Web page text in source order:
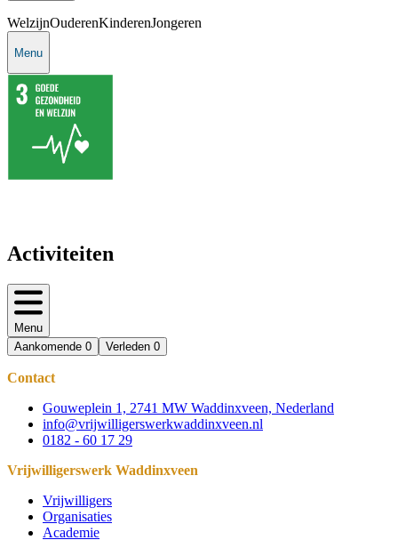
WelzijnOuderenKinderenJongeren
Menu
Activiteiten
Menu
Aankomende 0 Verleden 0
Contact
Gouweplein 1, 2741 MW Waddinxveen, Nederland
info@vrijwilligerswerkwaddinxveen.nl
0182 - 60 17 29
Vrijwilligerswerk Waddinxveen
Vrijwilligers
Organisaties
Academie